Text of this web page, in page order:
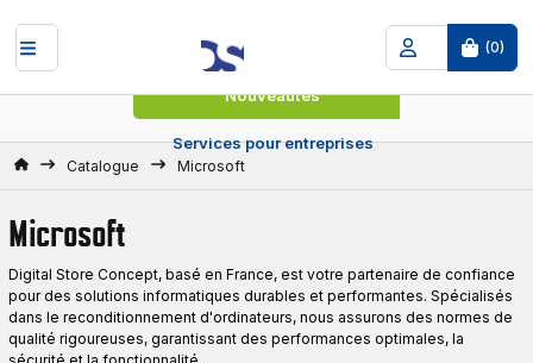
(0)
Nouveautés
Services pour entreprises
AccueilCatalogue Microsoft
Microsoft
Digital Store Concept, basé en France, est votre partenaire de confiance
pour des solutions informatiques durables et performantes. Spécialisés
dans le reconditionnement d'ordinateurs, nous assurons des normes de
qualité rigoureuses, garantissant des performances optimales, la